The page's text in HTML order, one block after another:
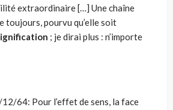
extraordinaire […] Une chaîne
toujours, pourvu qu’elle soit
; je dirai plus : n’importe
64: Pour l’effet de sens, la face